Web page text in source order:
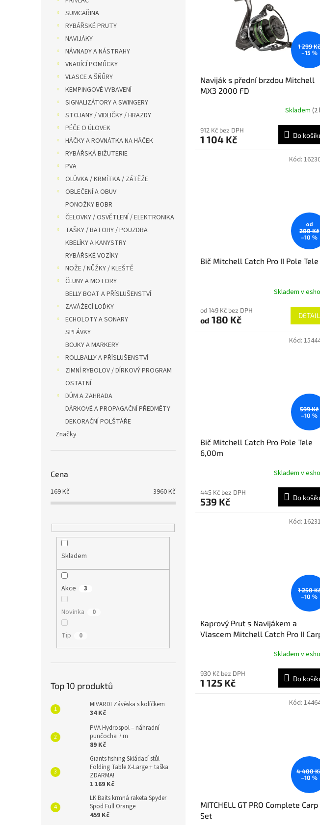
SUMCAŘINA
RYBÁŘSKÉ PRUTY
NAVIJÁKY
NÁVNADY A NÁSTRAHY
VNADÍCÍ POMŮCKY
VLASCE A ŠŇŮRY
KEMPINGOVÉ VYBAVENÍ
SIGNALIZÁTORY A SWINGERY
STOJANY / VIDLIČKY / HRAZDY
PÉČE O ÚLOVEK
HÁČKY A ROVNÁTKA NA HÁČEK
RYBÁŘSKÁ BIŽUTERIE
PVA
OLŮVKA / KRMÍTKA / ZÁTĚŽE
OBLEČENÍ A OBUV
PONOŽKY BOBR
ČELOVKY / OSVĚTLENÍ / ELEKTRONIKA
TAŠKY / BATOHY / POUZDRA
KBELÍKY A KANYSTRY
RYBÁŘSKÉ VOZÍKY
NOŽE / NŮŽKY / KLEŠTĚ
ČLUNY A MOTORY
BELLY BOAT A PŘÍSLUŠENSTVÍ
ZAVÁŽECÍ LOĎKY
ECHOLOTY A SONARY
SPLÁVKY
BOJKY A MARKERY
ROLLBALLY A PŘÍSLUŠENSTVÍ
ZIMNÍ RYBOLOV / DÍRKOVÝ PROGRAM
OSTATNÍ
DŮM A ZAHRADA
DÁRKOVÉ A PROPAGAČNÍ PŘEDMĚTY
DEKORAČNÍ POLŠTÁŘE
Značky
Cena
169Kč 3960Kč
Skladem
Akce 3
Novinka 0
Tip 0
Top 10 produktů
MIVARDI Závěska s kolíčkem
34 Kč
PVA Hydrospol – náhradní
punčocha 7 m
89 Kč
Giants fishing Skládací stůl
Folding Table X-Large + taška
ZDARMA!
1 169 Kč
LK Baits krmná raketa Spyder
Spod Full Orange
459 Kč
1 299
–15 %
Naviják s přední brzdou Mitchell
MX3 2000 FD
Skladem (2
912 Kč bez DPH
1 104 Kč Do
od
200 Kč
–10 %
Bič Mitchell Catch Pro II Pole Tele
Skladem v
od 149 Kč bez DPH
od 180 Kč DETAIL
Kód:
599 Kč
–10 %
Bič Mitchell Catch Pro Pole Tele
6,00m
Skladem v
445 Kč bez DPH
539 Kč Do
Kód:
1 250
–10 %
Kaprový Prut s Navijákem a
Vlascem Mitchell Catch Pro II
Skladem v
930 Kč bez DPH
1 125 Kč Do
Kód:
4 400
–10 %
MITCHELL GT PRO Complete Carp
Set
Kód: